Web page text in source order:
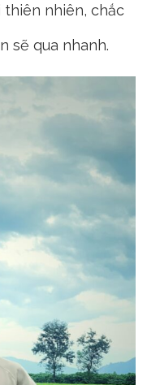
nhiên, chắc
sẽ qua nhanh.